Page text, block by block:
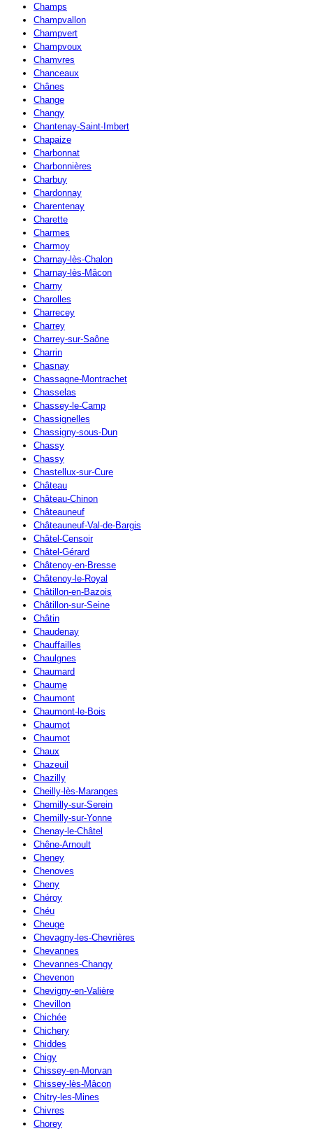
Champs
Champvallon
Champvert
Champvoux
Chamvres
Chanceaux
Chânes
Change
Changy
Chantenay-Saint-Imbert
Chapaize
Charbonnat
Charbonnières
Charbuy
Chardonnay
Charentenay
Charette
Charmes
Charmoy
Charnay-lès-Chalon
Charnay-lès-Mâcon
Charny
Charolles
Charrecey
Charrey
Charrey-sur-Saône
Charrin
Chasnay
Chassagne-Montrachet
Chasselas
Chassey-le-Camp
Chassignelles
Chassigny-sous-Dun
Chassy
Chassy
Chastellux-sur-Cure
Château
Château-Chinon
Châteauneuf
Châteauneuf-Val-de-Bargis
Châtel-Censoir
Châtel-Gérard
Châtenoy-en-Bresse
Châtenoy-le-Royal
Châtillon-en-Bazois
Châtillon-sur-Seine
Châtin
Chaudenay
Chauffailles
Chaulgnes
Chaumard
Chaume
Chaumont
Chaumont-le-Bois
Chaumot
Chaumot
Chaux
Chazeuil
Chazilly
Cheilly-lès-Maranges
Chemilly-sur-Serein
Chemilly-sur-Yonne
Chenay-le-Châtel
Chêne-Arnoult
Cheney
Chenoves
Cheny
Chéroy
Chéu
Cheuge
Chevagny-les-Chevrières
Chevannes
Chevannes-Changy
Chevenon
Chevigny-en-Valière
Chevillon
Chichée
Chichery
Chiddes
Chigy
Chissey-en-Morvan
Chissey-lès-Mâcon
Chitry-les-Mines
Chivres
Chorey